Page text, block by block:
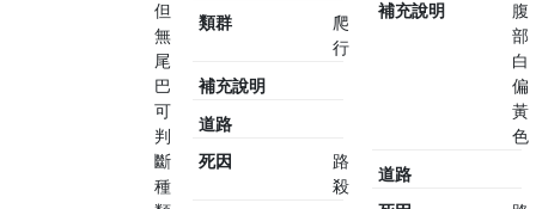
但
無
尾
巴
可
判
斷
種
類群
爬
行
補充說明
道路
死因
路
殺
補充說明
腹
部
白
偏
黃
色
道路